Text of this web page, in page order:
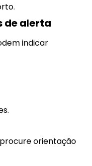
de alerta
indicar
orientação